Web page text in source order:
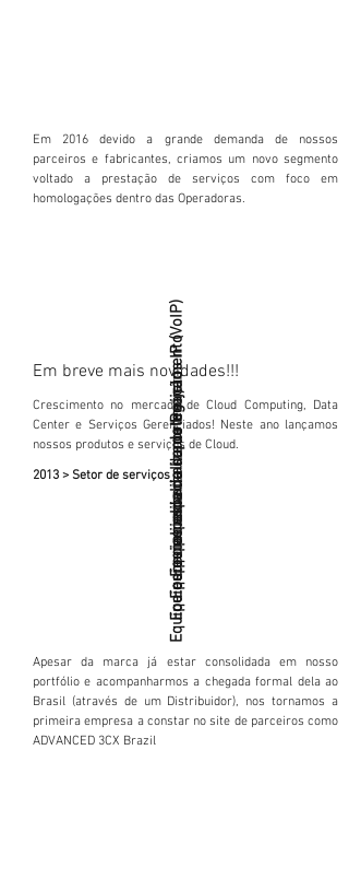
Em 2016 devido a grande demanda de nossos
parceiros e fabricantes, criamos um novo segmento
voltado a prestação de serviços com foco em
homologações dentro das Operadoras.
Em breve mais novidades!!!
Crescimento no mercado de Cloud Computing, Data
Center e Serviços Gerenciados! Neste ano lançamos
nossos produtos e serviços de Cloud.
2013 > Setor de serviçosEquipe especializada Projetos IP (VoIP)
Equipe especializada de treinamento
Equipe especializada homologação
Equipe especializada de suporte
Apesar da marca já estar consolidada em nosso
portfólio e acompanharmos a chegada formal dela ao
Brasil (através de um Distribuidor), nos tornamos a
primeira empresa a constar no site de parceiros como
ADVANCED 3CX Brazil